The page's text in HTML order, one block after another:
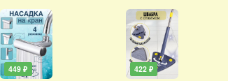
449 ₽ 422 ₽